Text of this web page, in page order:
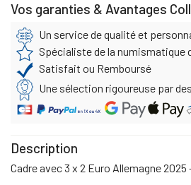
Vos garanties & Avantages
Un service de qualité et
Spécialiste de la numismatique
Satisfait ou Remboursé
Une sélection rigoureuse par
Description
Cadre avec 3 x 2 Euro Allemagne 2025